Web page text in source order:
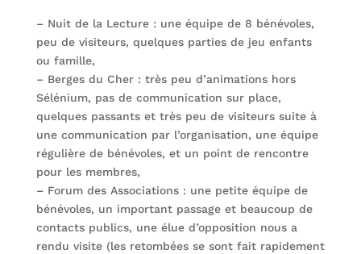
– Nuit de la Lecture : une équipe de 8 bénévoles,
peu de visiteurs, quelques parties de jeu enfants
ou famille,
– Berges du Cher : très peu d’animations hors
Sélénium, pas de communication sur place,
quelques passants et très peu de visiteurs suite à
une communication par l’organisation, une équipe
régulière de bénévoles, et un point de rencontre
pour les membres,
– Forum des Associations : une petite équipe de
bénévoles, un important passage et beaucoup de
contacts publics, une élue d’opposition nous a
rendu visite (les retombées se sont fait rapidement